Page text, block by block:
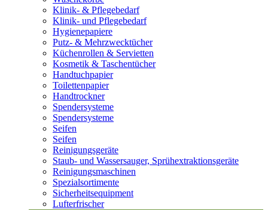
Klinik- & Pflegebedarf
Klinik- und Pflegebedarf
Hygienepapiere
Putz- & Mehrzwecktücher
Küchenrollen & Servietten
Kosmetik & Taschentücher
Handtuchpapier
Toilettenpapier
Handtrockner
Spendersysteme
Spendersysteme
Seifen
Seifen
Reinigungsgeräte
Staub- und Wassersauger, Sprühextraktionsgeräte
Reinigungsmaschinen
Spezialsortimente
Sicherheitsequipment
Lufterfrischer